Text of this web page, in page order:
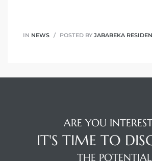
IN NEWS POSTED BY JABABEKA
ARE YOU
IT'S TIME TO
THE POTENTIAL